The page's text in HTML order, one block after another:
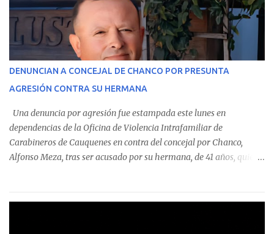
monto total de $116.075.918 entre enero de 2024 y junio de 2025.
En el detalle regional, se indica que en la comuna de Cauquenes se
identificó a cuatro funcionarios involucrados en este tipo de
operaciones. Asimismo, se precisa que uno de los casos
corresponde a un funcionario de la Municipalidad de Chanco,
detectaron incumplimientos a la normativa vigente. El informe
precisa que la mayor cantidad de dinero apostado se registró en
Talca, donde...
DENUNCIAN A CONCEJAL DE CHANCO POR PRESUNTA
AGRESIÓN CONTRA SU HERMANA
Una denuncia por agresión fue estampada este lunes en
dependencias de la Oficina de Violencia Intrafamiliar de
Carabineros de Cauquenes en contra del concejal por Chanco,
Alfonso Meza, tras ser acusado por su hermana, de 41 años, quien
relató que los hechos ocurrieron cerca de las 11:30 horas en el